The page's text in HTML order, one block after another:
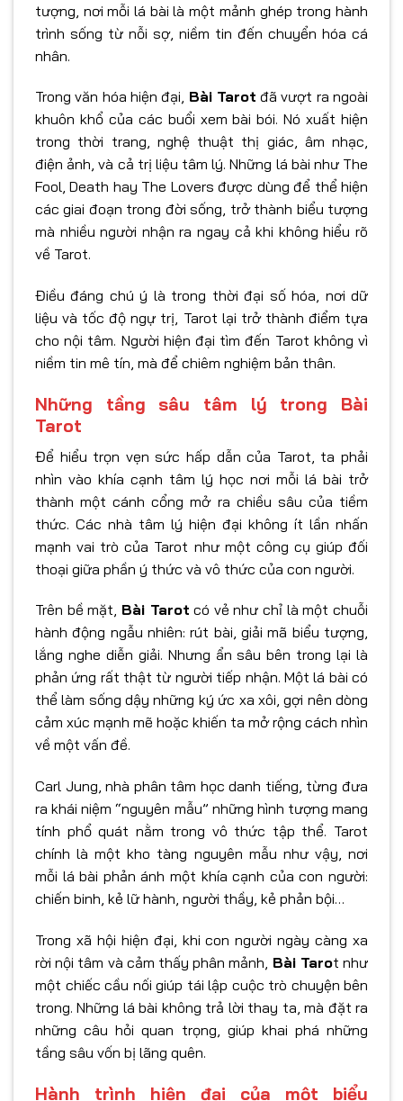
tượng, nơi mỗi lá bài là một mảnh ghép trong hành
trình sống từ nỗi sợ, niềm tin đến chuyển hóa cá
nhân.
Trong văn hóa hiện đại, Bài Tarot đã vượt ra ngoài
khuôn khổ của các buổi xem bài bói. Nó xuất hiện
trong thời trang, nghệ thuật thị giác, âm nhạc,
điện ảnh, và cả trị liệu tâm lý. Những lá bài như The
Fool, Death hay The Lovers được dùng để thể hiện
các giai đoạn trong đời sống, trở thành biểu tượng
mà nhiều người nhận ra ngay cả khi không hiểu rõ
về Tarot.
Điều đáng chú ý là trong thời đại số hóa, nơi dữ
liệu và tốc độ ngự trị, Tarot lại trở thành điểm tựa
cho nội tâm. Người hiện đại tìm đến Tarot không vì
niềm tin mê tín, mà để chiêm nghiệm bản thân.
Những tầng sâu tâm lý trong Bài
Tarot
Để hiểu trọn vẹn sức hấp dẫn của Tarot, ta phải
nhìn vào khía cạnh tâm lý học nơi mỗi lá bài trở
thành một cánh cổng mở ra chiều sâu của tiềm
thức. Các nhà tâm lý hiện đại không ít lần nhấn
mạnh vai trò của Tarot như một công cụ giúp đối
thoại giữa phần ý thức và vô thức của con người.
Trên bề mặt, Bài Tarot có vẻ như chỉ là một chuỗi
hành động ngẫu nhiên: rút bài, giải mã biểu tượng,
lắng nghe diễn giải. Nhưng ẩn sâu bên trong lại là
phản ứng rất thật từ người tiếp nhận. Một lá bài có
thể làm sống dậy những ký ức xa xôi, gợi nên dòng
cảm xúc mạnh mẽ hoặc khiến ta mở rộng cách nhìn
về một vấn đề.
Carl Jung, nhà phân tâm học danh tiếng, từng đưa
ra khái niệm “nguyên mẫu” những hình tượng mang
tính phổ quát nằm trong vô thức tập thể. Tarot
chính là một kho tàng nguyên mẫu như vậy, nơi
mỗi lá bài phản ánh một khía cạnh của con người:
chiến binh, kẻ lữ hành, người thầy, kẻ phản bội…
Trong xã hội hiện đại, khi con người ngày càng xa
rời nội tâm và cảm thấy phân mảnh, Bài Tarot như
một chiếc cầu nối giúp tái lập cuộc trò chuyện bên
trong. Những lá bài không trả lời thay ta, mà đặt ra
những câu hỏi quan trọng, giúp khai phá những
tầng sâu vốn bị lãng quên.
Hành trình hiện đại của một biểu